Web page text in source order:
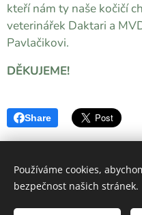
kteří nám ty naše kočičí
veterinářek Daktari a
Pavlačikovi.
DĚKUJEME!
Share
2026 Další šance z.s.
Používáme cookies,
bezpečnost našich stránek.